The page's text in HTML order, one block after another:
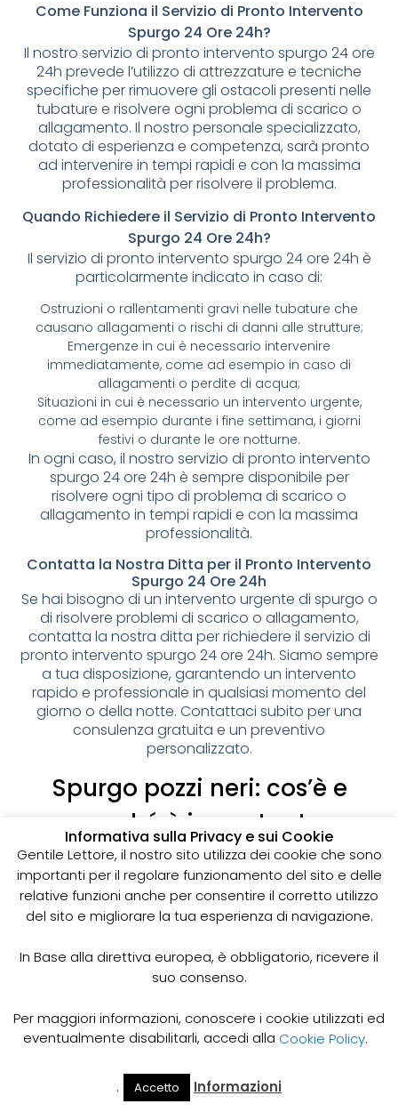
Come Funziona il Servizio di Pronto Intervento
Spurgo 24 Ore 24h?
Il nostro servizio di pronto intervento spurgo 24 ore
24h prevede l’utilizzo di attrezzature e tecniche
specifiche per rimuovere gli ostacoli presenti nelle
tubature e risolvere ogni problema di scarico o
allagamento. Il nostro personale specializzato,
dotato di esperienza e competenza, sarà pronto
ad intervenire in tempi rapidi e con la massima
professionalità per risolvere il problema.
Quando Richiedere il Servizio di Pronto Intervento
Spurgo 24 Ore 24h?
Il servizio di pronto intervento spurgo 24 ore 24h è
particolarmente indicato in caso di:
Ostruzioni o rallentamenti gravi nelle tubature che
causano allagamenti o rischi di danni alle strutture;
Emergenze in cui è necessario intervenire
immediatamente, come ad esempio in caso di
allagamenti o perdite di acqua;
Situazioni in cui è necessario un intervento urgente,
come ad esempio durante i fine settimana, i giorni
festivi o durante le ore notturne.
In ogni caso, il nostro servizio di pronto intervento
spurgo 24 ore 24h è sempre disponibile per
risolvere ogni tipo di problema di scarico o
allagamento in tempi rapidi e con la massima
professionalità.
Contatta la Nostra Ditta per il Pronto Intervento
Spurgo 24 Ore 24h
Se hai bisogno di un intervento urgente di spurgo o
di risolvere problemi di scarico o allagamento,
contatta la nostra ditta per richiedere il servizio di
pronto intervento spurgo 24 ore 24h. Siamo sempre
a tua disposizione, garantendo un intervento
rapido e professionale in qualsiasi momento del
giorno o della notte. Contattaci subito per una
consulenza gratuita e un preventivo
personalizzato.
Spurgo pozzi neri: cos’è e
perché è importante
I pozzi neri sono delle strutture sotterranee utilizzate
per la raccolta delle acque reflue domestiche,
soprattutto in zone dove non è disponibile un
sistema di smaltimento delle acque fognarie. Lo
spurgo dei pozzi neri è un’operazione essenziale
e prevenire il rischio di allagamenti, cattivi odori e
infezioni.
Come funziona lo spurgo dei pozzi neri
Lo spurgo dei pozzi neri viene effettuato mediante
specifiche, in grado di aspirare e rimuovere le
acque reflue e i sedimenti accumulati all’interno del
Cerca Il Mio
Informativa sulla Privacy e sui Cookie
Gentile Lettore, il nostro sito utilizza dei cookie che sono
importanti per il regolare funzionamento del sito e delle
relative funzioni anche per consentire il corretto utilizzo
del sito e migliorare la tua esperienza di navigazione.
In Base alla direttiva europea, è obbligatorio, ricevere il
suo consenso.
Per maggiori informazioni, conoscere i cookie utilizzati ed
eventualmente disabilitarli, accedi alla Cookie Policy.
. Accetto Informazioni